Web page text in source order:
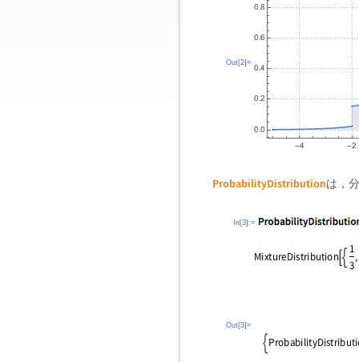
Out[2]=
ProbabilityDistributionは，
In[3]:=
Out[3]=